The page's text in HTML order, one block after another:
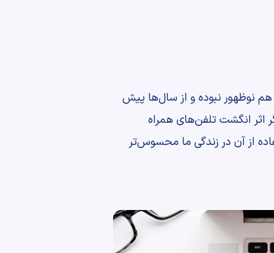
نوظهور نبوده و از سال‌ها پیش
انگشت تلفن‌های همراه
از آن در زندگی ما محسوس‌تر